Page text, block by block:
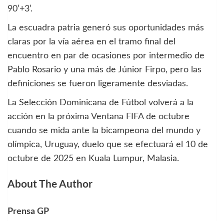
90’+3’.
La escuadra patria generó sus oportunidades más
claras por la vía aérea en el tramo final del
encuentro en par de ocasiones por intermedio de
Pablo Rosario y una más de Júnior Firpo, pero las
definiciones se fueron ligeramente desviadas.
La Selección Dominicana de Fútbol volverá a la
acción en la próxima Ventana FIFA de octubre
cuando se mida ante la bicampeona del mundo y
olímpica, Uruguay, duelo que se efectuará el 10 de
octubre de 2025 en Kuala Lumpur, Malasia.
About The Author
Prensa GP